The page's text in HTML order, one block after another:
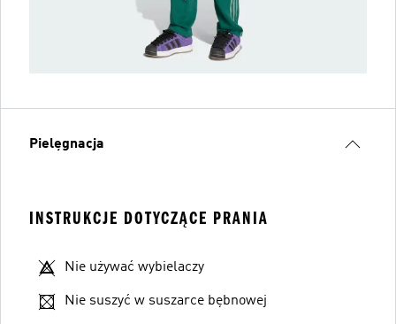
Pielęgnacja
INSTRUKCJE DOTYCZĄCE PRANIA
Nie używać wybielaczy
Nie suszyć w suszarce bębnowej